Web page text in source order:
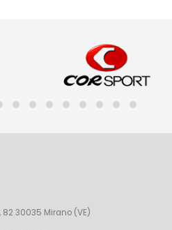
82 30035 Mirano (VE)